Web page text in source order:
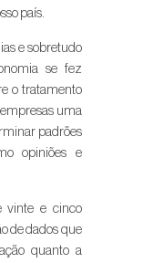
país.
e sobretudo
se fez
o tratamento
empresas uma
padrões
opiniões e
vinte e cinco
de dados que
quanto a